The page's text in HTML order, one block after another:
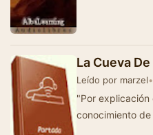
La Cueva
Leído por marzel•
"Por explicación
conocimiento